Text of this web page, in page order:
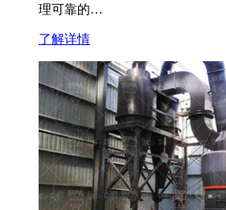
理可靠的…
了解详情